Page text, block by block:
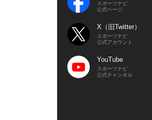
スポーツナビ
公式ページ
X（旧Twitter）
スポーツナビ
公式アカウント
YouTube
スポーツナビ
公式チャンネル